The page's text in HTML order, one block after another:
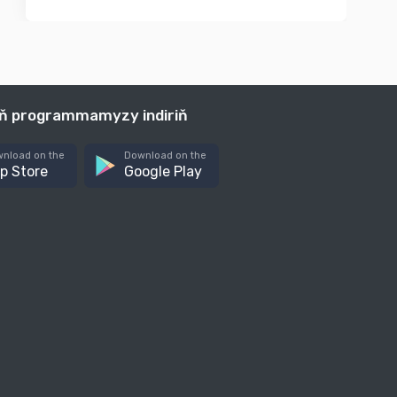
programmamyzy indiriň
on the
Store
Download on the
Google Play